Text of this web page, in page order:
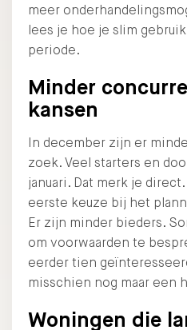
meer
lees je hoe je slim
periode.
Minder
kansen
In december zijn er
zoek. Veel starters en
januari. Dat merk je
eerste keuze bij het
Er zijn minder bieders.
om voorwaarden te
eerder tien
misschien nog maar een
Woningen die